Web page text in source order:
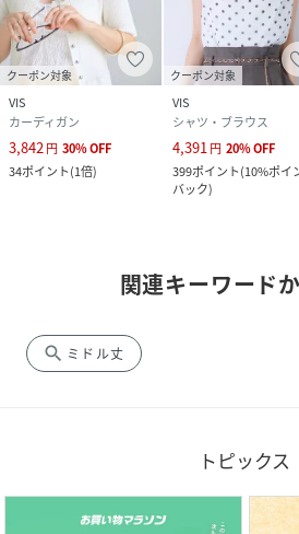
クーポン対象
VIS
カーディガン
3,842 円 30%OFF
34ポイント(1倍)
クーポン対象
VIS
シャツ・ブラウス
4,391 円 20%OFF
399ポイント(10%ポイ
バック)
関連キーワード
search ミドル丈
トピックス